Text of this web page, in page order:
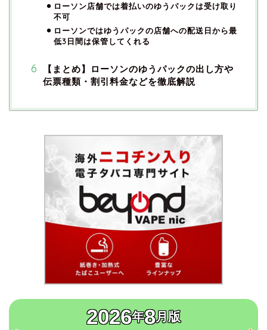
ローソン店舗では着払いのゆうパックは受け取り
不可
ローソンではゆうパックの店舗への配送日から最
低3日間は保管してくれる
【まとめ】ローソンのゆうパックの出し方や
伝票種類・割引料金などを徹底解説
2026年8月版